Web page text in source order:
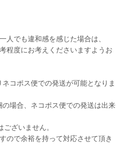
人でも違和感を感じた場合は、
程度にお考えくださいますようお
コポス便での発送が可能となりま
場合、ネコポス便での発送は出来
ざいません。
ので余裕を持って対応させて頂き